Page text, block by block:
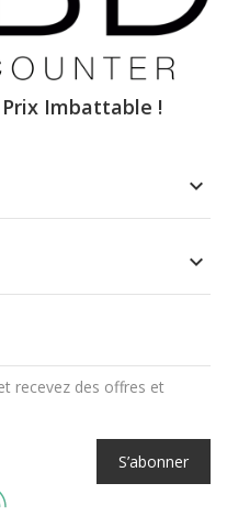
Imbattable !


recevez des offres et
S’abonner